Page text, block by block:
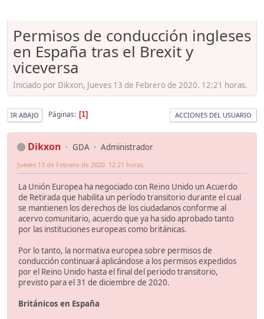
Permisos de conducción ingleses
en España tras el Brexit y
viceversa
Iniciado por Dikxon, Jueves 13 de Febrero de 2020. 12:21 horas.
IR ABAJO Páginas 1 ACCIONES DEL USUARIO
Dikxon GDA Administrador
Jueves 13 de Febrero de 2020. 12:21 horas.
La Unión Europea ha negociado con Reino Unido un Acuerdo
de Retirada que habilita un período transitorio durante el cual
se mantienen los derechos de los ciudadanos conforme al
acervo comunitario, acuerdo que ya ha sido aprobado tanto
por las instituciones europeas como británicas.
Por lo tanto, la normativa europea sobre permisos de
conducción continuará aplicándose a los permisos expedidos
por el Reino Unido hasta el final del periodo transitorio,
previsto para el 31 de diciembre de 2020.
Británicos en España